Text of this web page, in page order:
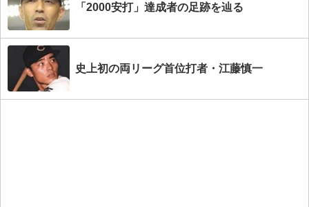
「2000安打」達成者の足跡を辿る
史上初の両リーグ首位打者・江藤慎一